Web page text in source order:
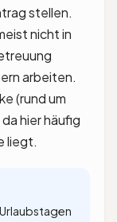
stellen.
nicht in
arbeiten.
(rund um
hier häufig
liegt.